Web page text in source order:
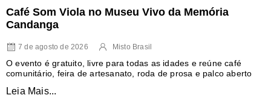
Café Som Viola no Museu Vivo da Memória
Candanga
7 de agosto de 2026 Misto Brasil
O evento é gratuito, livre para todas as idades e reúne café
comunitário, feira de artesanato, roda de prosa e palco aberto
Leia Mais...